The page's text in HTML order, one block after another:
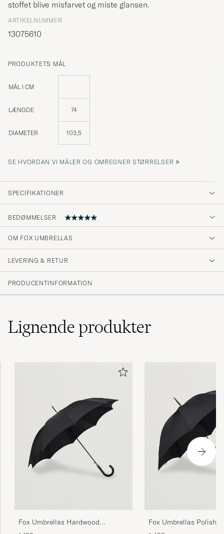
stoffet blive misfarvet og miste glansen.
ARTIKELNUMMER
13075610
PRODUKTETS MÅL
MÅL I CM
LÆNGDE 74
DIAMETER 103,5
SE HVORDAN VI MÅLER OG OMREGNER STØRRELSER »
SPECIFIKATIONER
BEDØMMELSER
Top Qualitätsware, schnelle und zuverlässige
Abwicklung. Sehr zu empfehlen.
OM FOX UMBRELLAS
LEVERING & RETUR
PRODUCENTINFORMATION
Lignendeprodukter
Fox Umbrellas Hardwood
Automatic Umbrella Black
Fox Umbrellas Polished
Hardwood Umbrella